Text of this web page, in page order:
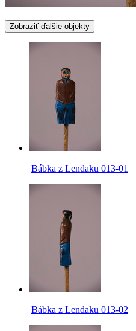
Zobraziť ďalšie objekty
Bábka z Lendaku 013-01
Bábka z Lendaku 013-02